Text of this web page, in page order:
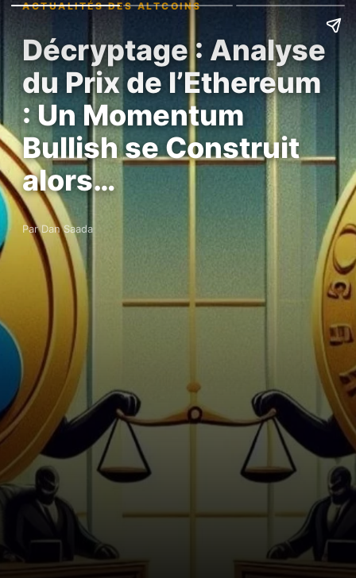
ACTUALITÉS DES ALTCOINS
Décryptage : Analyse
du Prix de l’Ethereum
: Un Momentum
Bullish se Construit
alors…
Par Dan Saada